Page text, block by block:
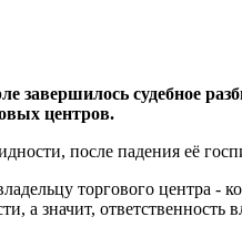
завершилось судебное
центров.
после падения её
торгового центра -
а значит,